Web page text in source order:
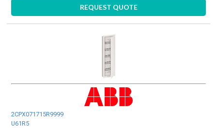
REQUEST QUOTE
2CPX071715R9999
U61R5